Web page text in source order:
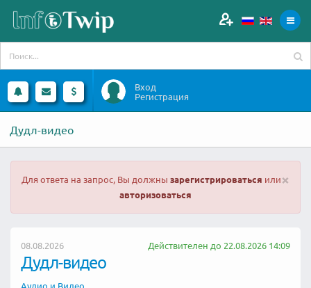
Вход
Регистрация
Дудл-видео
×
Для ответа на запрос, Вы должны зарегистрироваться или
авторизоваться
08.08.2026 Действителен до 22.08.2026 14:09
Дудл-видео
Аудио и Видео